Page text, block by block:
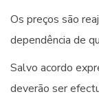
Os preços são
dependência de
Salvo acordo
deverão ser